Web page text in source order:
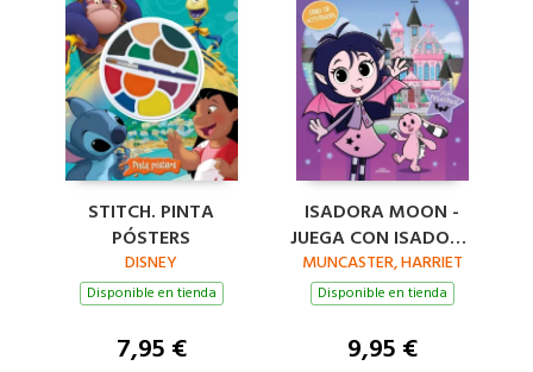
STITCH. PINTA
PÓSTERS
DISNEY
Disponible en tienda
7,95 €
ISADORA MOON -
JUEGA CON ISADORA
Y PINKY
MUNCASTER, HARRIET
Disponible en tienda
9,95 €